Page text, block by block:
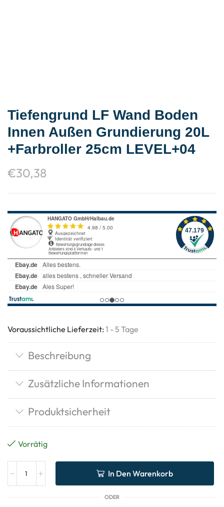
Tiefengrund LF Wand Boden
Innen Außen Grundierung 20L
+Farbroller 25cm LEVEL+04
€30,38
Voraussichtliche Lieferzeit: 1 - 5 Tage
Beschreibung
Zusätzliche Informationen
Produktsicherheit
Vorrätig
In Den Warenkorb
ODER